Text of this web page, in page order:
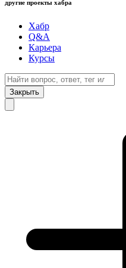
другие проекты хабра
Хабр
Q&A
Карьера
Курсы
Закрыть